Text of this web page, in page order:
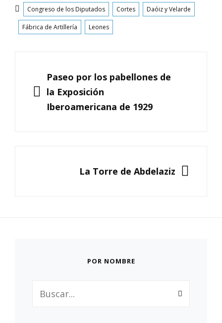
Etiquetas
Congreso de los Diputados Cortes Daóiz y Velarde
Fábrica de Artillería Leones
entradas
ANTERIOR
Paseo por los pabellones de
la Exposición
Iberoamericana de 1929
La Torre de Abdelaziz
POR NOMBRE